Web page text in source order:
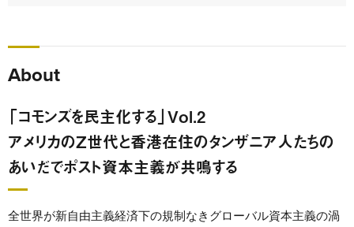
About
「コモンズを民主化する」Vol.2
アメリカのZ世代と香港在住のタンザニア人たちの
あいだでポスト資本主義が共鳴する
全世界が新自由主義経済下の規制なきグローバル資本主義の渦